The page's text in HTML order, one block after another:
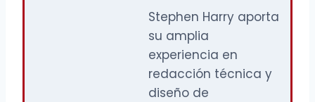
Stephen Harry aporta
su amplia
experiencia en
redacción técnica y
diseño de